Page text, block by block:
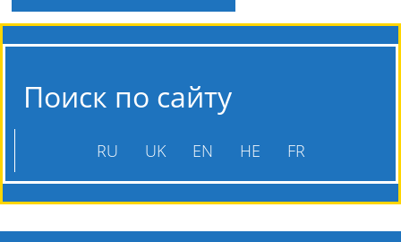
Поиск по сайту
RU UK EN HE FR